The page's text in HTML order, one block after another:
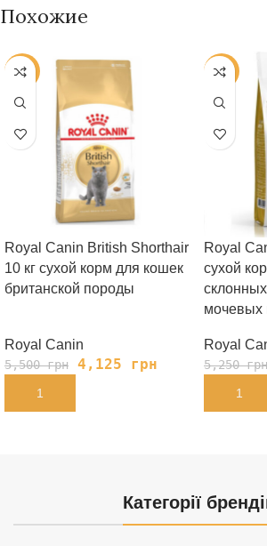
Похожие
-25%
Royal Canin British Shorthair
10 кг сухой корм для кошек
британской породы
Royal Canin
5,500грн 4,125 грн
В КОРЗИНУ
-25%
Royal
сухой
мочевых
Royal
5,250грн
В
Категорії